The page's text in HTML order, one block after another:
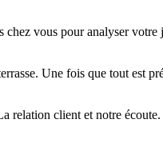
vous pour analyser
Une fois que tout est
relation client et notre